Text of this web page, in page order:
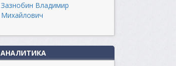
Зазнобин Владимир
Михайлович
АНАЛИТИКА